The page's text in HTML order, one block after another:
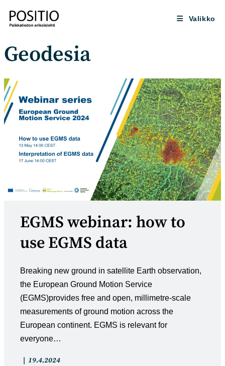
suoraan
sisältöön
Valikko
Geodesia
EGMS webinar: how to
use EGMS data
Breaking new ground in satellite Earth observation,
the European Ground Motion Service
(EGMS)provides free and open, millimetre-scale
measurements of ground motion across the
European continent. EGMS is relevant for
everyone…
Artikkelin
Artikkeli
19.4.2024